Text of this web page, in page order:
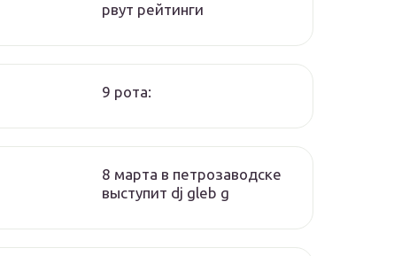
рвут рейтинги
9 рота:
8 марта в петрозаводске
выступит dj gleb g